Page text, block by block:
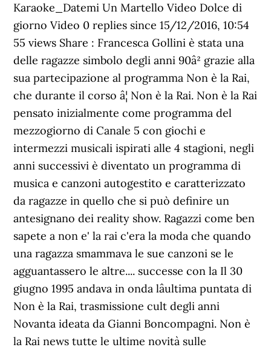
Karaoke_Datemi Un Martello Video Dolce di
giorno Video 0 replies since 15/12/2016, 10:54
55 views Share : Francesca Gollini è stata una
delle ragazze simbolo degli anni 90â² grazie alla
sua partecipazione al programma Non è la Rai,
che durante il corso â¦ Non è la Rai. Non è la Rai
pensato inizialmente come programma del
mezzogiorno di Canale 5 con giochi e
intermezzi musicali ispirati alle 4 stagioni, negli
anni successivi è diventato un programma di
musica e canzoni autogestito e caratterizzato
da ragazze in quello che si può definire un
antesignano dei reality show. Ragazzi come ben
sapete a non e' la rai c'era la moda che quando
una ragazza smammava le sue canzoni se le
agguantassero le altre.... successe con la Il 30
giugno 1995 andava in onda lâultima puntata di
Non è la Rai, trasmissione cult degli anni
Novanta ideata da Gianni Boncompagni. Non è
la Rai news tutte le ultime novità sulle